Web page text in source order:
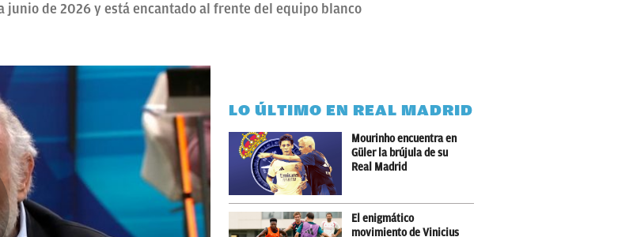
de 2026 y está encantado al frente del equipo blanco
LO ÚLTIMO EN REAL MADRID
Mourinho encuentra en
Güler la brújula de su
Real Madrid
El enigmático
movimiento de Vinicius